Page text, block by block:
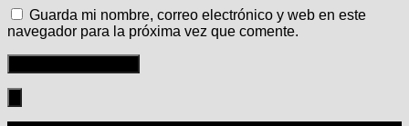
Guarda mi nombre, correo electrónico y web en este
navegador para la próxima vez que comente.